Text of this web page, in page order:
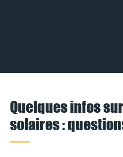
Quelques infos
solaires :